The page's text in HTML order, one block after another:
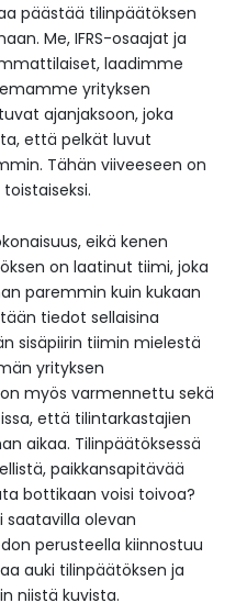
päästää tilinpäätöksen
Me, IFRS-osaajat ja
laadimme
yrityksen
ajanjaksoon, joka
että pelkät luvut
Tähän viiveeseen on
eikä kenen
on laatinut tiimi, joka
paremmin kuin kukaan
tiedot sellaisina
sisäpiirin tiimin mielestä
yrityksen
myös varmennettu sekä
että tilintarkastajien
aikaa. Tilinpäätöksessä
paikkansapitävää
bottikaan voisi toivoa?
saatavilla olevan
perusteella kiinnostuu
auki tilinpäätöksen ja
niistä kuvista.